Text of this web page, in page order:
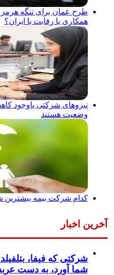
طرح عمان برای تنگه
همکاری یا رقابت با ایران؟
نیروهای شرکتی باوجود
وضعیت هستند
کدام شرکت بیمه بیشترین
آخرین اخبار
شرکتی که فیفا،
شما آورد، به دست